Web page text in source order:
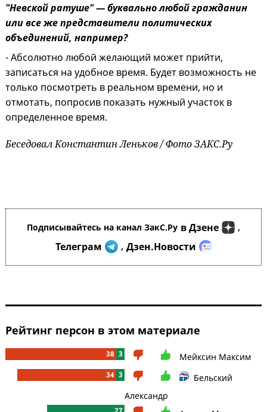
"Невской ратуше" — буквально любой гражданин
или все же представители политических
объединений, например?
- Абсолютно любой желающий может прийти,
записаться на удобное время. Будет возможность не
только посмотреть в реальном времени, но и
отмотать, попросив показать нужный участок в
определенное время.
Беседовал Константин Леньков / Фото ЗАКС.Ру
Подписывайтесь на канал ЗакС.Ру в Дзене ,
Телеграм , Дзен.Новости
Рейтинг персон в этом материале
38 3 Мейксин Максим
34 3
Бельский
Александр